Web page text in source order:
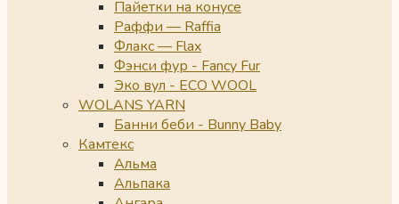
Пайетки на конусе
Раффи — Raffia
Флакс — Flax
Фэнси фур - Fancy Fur
Эко вул - ECO WOOL
WOLANS YARN
Банни беби - Bunny Baby
Камтекс
Альма
Альпака